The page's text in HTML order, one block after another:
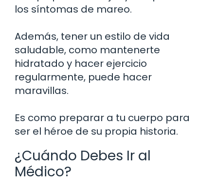
los síntomas de mareo.
Además, tener un estilo de vida
saludable, como mantenerte
hidratado y hacer ejercicio
regularmente, puede hacer
maravillas.
Es como preparar a tu cuerpo para
ser el héroe de su propia historia.
¿Cuándo Debes Ir al
Médico?